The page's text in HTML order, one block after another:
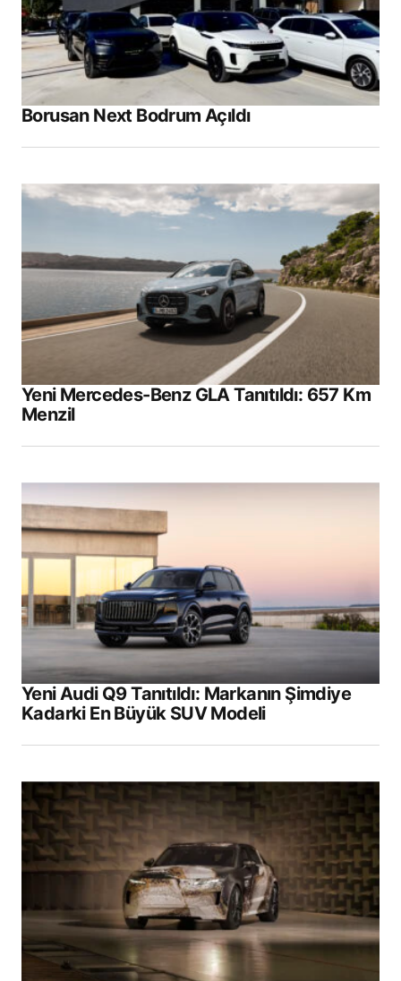
Borusan Next Bodrum Açıldı
Yeni Mercedes-Benz GLA Tanıtıldı: 657 Km
Menzil
Yeni Audi Q9 Tanıtıldı: Markanın Şimdiye
Kadarki En Büyük SUV Modeli